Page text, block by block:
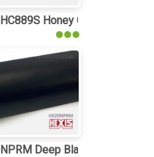
Honey Comb Black
Deep Black Matt